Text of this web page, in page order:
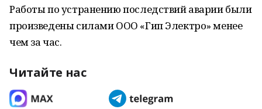
Работы по устранению последствий аварии были
произведены силами ООО «Гип Электро» менее
чем за час.
Читайте нас